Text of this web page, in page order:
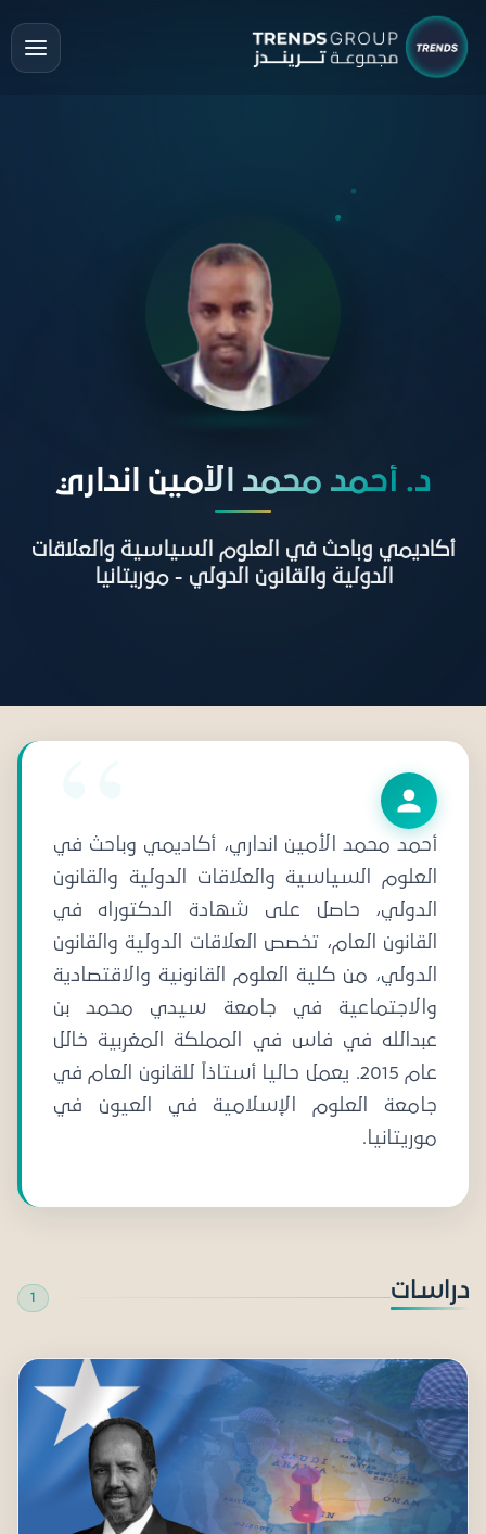
د. أحمد محمد الأمين انداري
أكاديمي وباحث في العلوم السياسية والعلاقات
الدولية والقانون الدولي - موريتانيا
أحمد محمد الأمين انداري، أكاديمي وباحث في
العلوم السياسية والعلاقات الدولية والقانون
الدولي، حاصل على شهادة الدكتوراه في
القانون العام، تخصص العلاقات الدولية والقانون
الدولي، من كلية العلوم القانونية والاقتصادية
والاجتماعية في جامعة سيدي محمد بن
عبدالله في فاس في المملكة المغربية خالل
عام 2015. يعمل حاليا أستاذاً للقانون العام في
جامعة العلوم الإسلامية في العيون في
موريتانيا.
دراسات 1